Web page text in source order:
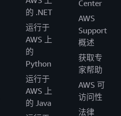
的 .NET
运行于
AWS 上
的
Python
运行于
AWS 上
的 Java
Center
AWS
Support
概述
获取专
家帮助
AWS 可
访问性
法律